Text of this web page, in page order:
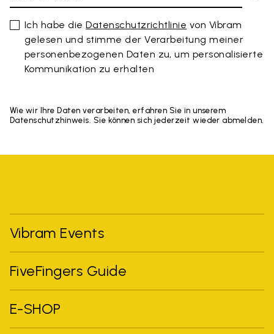
Ich habe dieDatenschutzrichtlinie von Vibram
gelesen und stimme der Verarbeitung meiner
personenbezogenen Daten zu, um personalisierte
Kommunikation zu erhalten
Wie wir Ihre Daten verarbeiten, erfahren Sie in unserem
Datenschutzhinweis. Sie können sich jederzeit wieder abmelden.
Vibram Events
FiveFingers Guide
E-SHOP